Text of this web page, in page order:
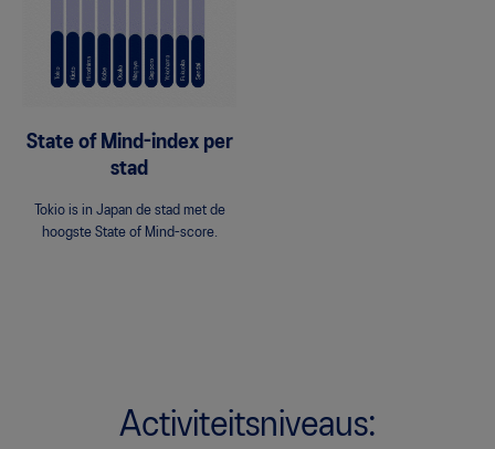
State of Mind-index per
stad
Tokio is in Japan de stad met de
hoogste State of Mind-score.
Activiteitsniveaus: